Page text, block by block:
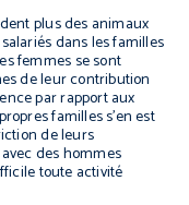
plus des animaux
dans les familles
femmes se sont
de leur contribution
par rapport aux
familles s’en est
de leurs
des hommes
toute activité